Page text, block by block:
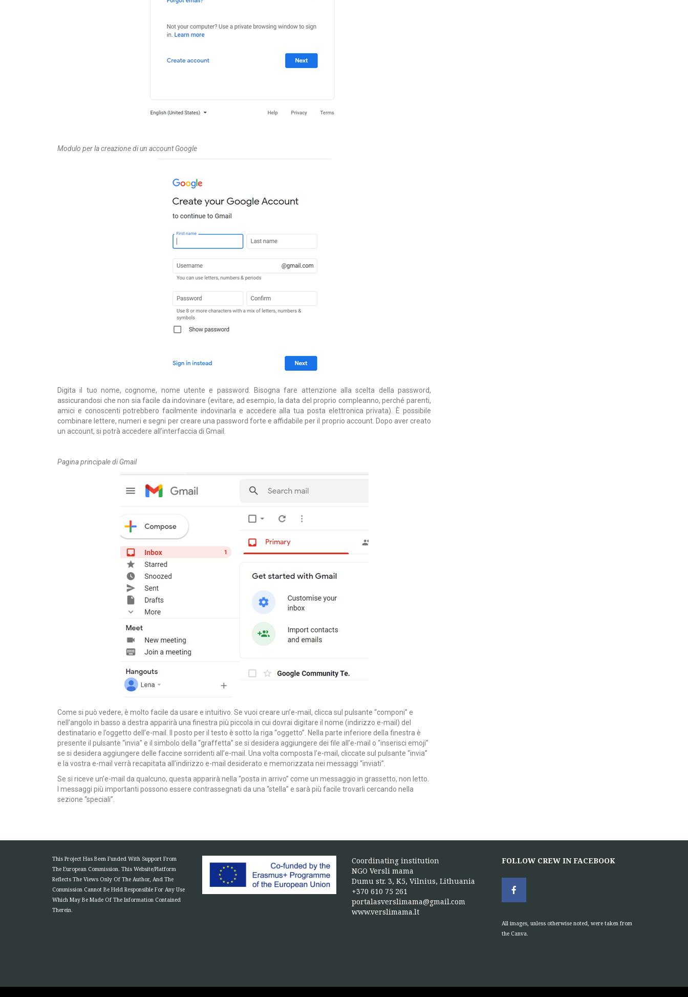
Modulo per la creazione di un account Google
Digita il tuo nome, cognome, nome utente e password. Bisogna fare attenzione alla scelta della password,
assicurandosi che non sia facile da indovinare (evitare, ad esempio, la data del proprio compleanno, perché parenti,
amici e conoscenti potrebbero facilmente indovinarla e accedere alla tua posta elettronica privata). È possibile
combinare lettere, numeri e segni per creare una password forte e affidabile per il proprio account. Dopo aver creato
un account, si potrà accedere all’interfaccia di Gmail.
Pagina principale di Gmail
Come si può vedere, è molto facile da usare e intuitivo. Se vuoi creare un’e-mail, clicca sul pulsante “componi” e
nell’angolo in basso a destra apparirà una finestra più piccola in cui dovrai digitare il nome (indirizzo e-mail) del
destinatario e l’oggetto dell’e-mail. Il posto per il testo è sotto la riga “oggetto”. Nella parte inferiore della finestra è
presente il pulsante “invia” e il simbolo della “graffetta” se si desidera aggiungere dei file all’e-mail o “inserisci emoji”
se si desidera aggiungere delle faccine sorridenti all’e-mail. Una volta composta l’e-mail, cliccate sul pulsante “invia”
e la vostra e-mail verrà recapitata all’indirizzo e-mail desiderato e memorizzata nei messaggi “inviati”.
Se si riceve un’e-mail da qualcuno, questa apparirà nella “posta in arrivo” come un messaggio in grassetto, non letto.
I messaggi più importanti possono essere contrassegnati da una “stella” e sarà più facile trovarli cercando nella
sezione “speciali”.
This Project Has Been Funded With Support From
The European Commission. This Website/Platform
Reflects The Views Only Of The Author, And The
Commission Cannot Be Held Responsible For Any Use
Which May Be Made Of The Information Contained
Therein.
Coordinating institution
NGO Versli mama
Dumu str. 3, K5, Vilnius, Lithuania
+370 610 75 261
portalasverslimama@gmail.com
www.verslimama.lt
FOLLOW CREW IN FACEBOOK
All images, unless otherwise noted, were taken from
the Canva.